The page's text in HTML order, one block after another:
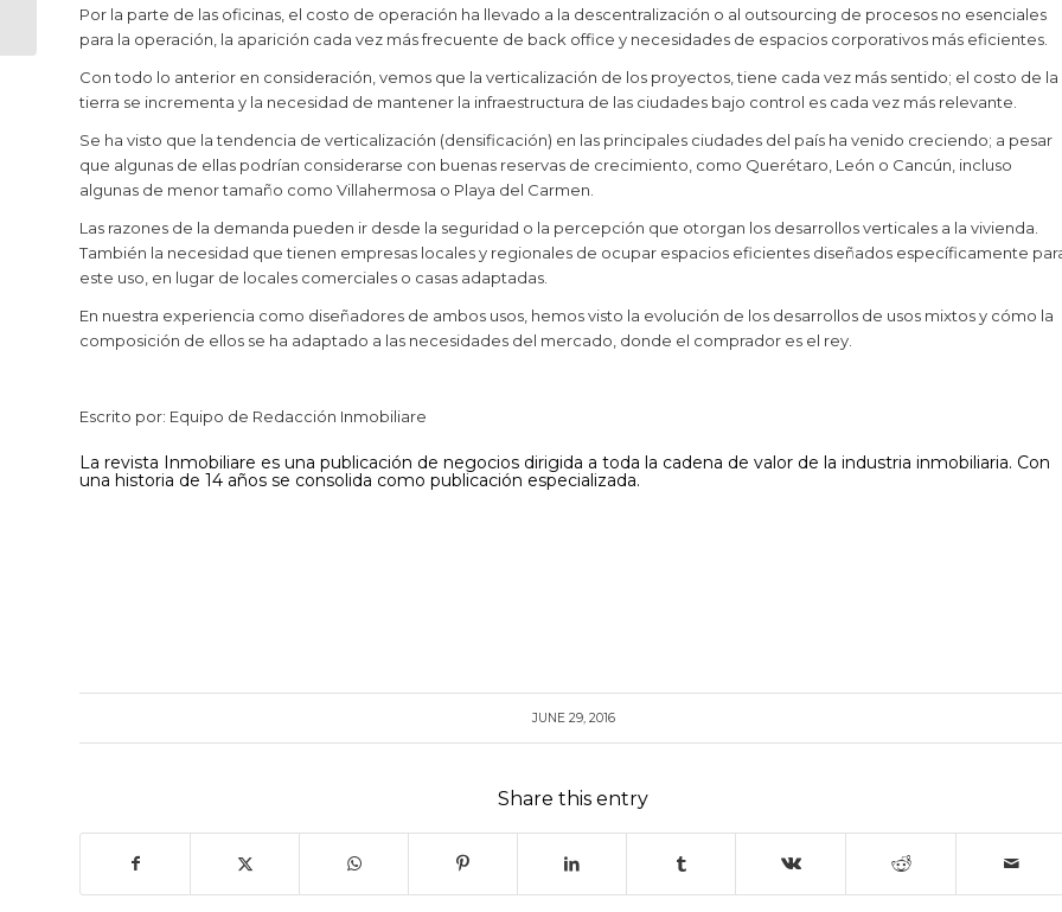
Por la parte de las oficinas, el costo de operación ha llevado a la descentralización o al outsourcing de procesos no esenciales
para la operación, la aparición cada vez más frecuente de back office y necesidades de espacios corporativos más eficientes.
Con todo lo anterior en consideración, vemos que la verticalización de los proyectos, tiene cada vez más sentido; el costo de la
tierra se incrementa y la necesidad de mantener la infraestructura de las ciudades bajo control es cada vez más relevante.
Se ha visto que la tendencia de verticalización (densificación) en las principales ciudades del país ha venido creciendo; a pesar
que algunas de ellas podrían considerarse con buenas reservas de crecimiento, como Querétaro, León o Cancún, incluso
algunas de menor tamaño como Villahermosa o Playa del Carmen.
Las razones de la demanda pueden ir desde la seguridad o la percepción que otorgan los desarrollos verticales a la vivienda.
También la necesidad que tienen empresas locales y regionales de ocupar espacios eficientes diseñados específicamente
este uso, en lugar de locales comerciales o casas adaptadas.
En nuestra experiencia como diseñadores de ambos usos, hemos visto la evolución de los desarrollos de usos mixtos y cómo la
composición de ellos se ha adaptado a las necesidades del mercado, donde el comprador es el rey.
Escrito por: Equipo de Redacción Inmobiliare
La revista Inmobiliare es una publicación de negocios dirigida a toda la cadena de valor de la industria inmobiliaria. Con
una historia de 14 años se consolida como publicación especializada.
JUNE 29, 2016
Share this entry
Maya